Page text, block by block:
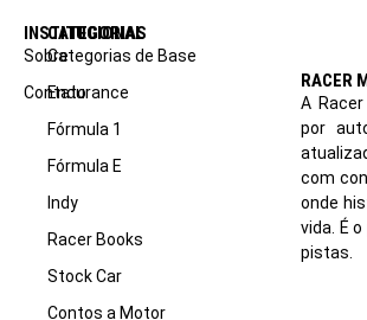
INSTITUCIONAL
Sobre
Contato
CATEGORIAS
Categorias de Base
Endurance
Fórmula 1
Fórmula E
Indy
Racer Books
Stock Car
Contos a Motor
RACER
A
por
com
onde
vida. É
pistas.